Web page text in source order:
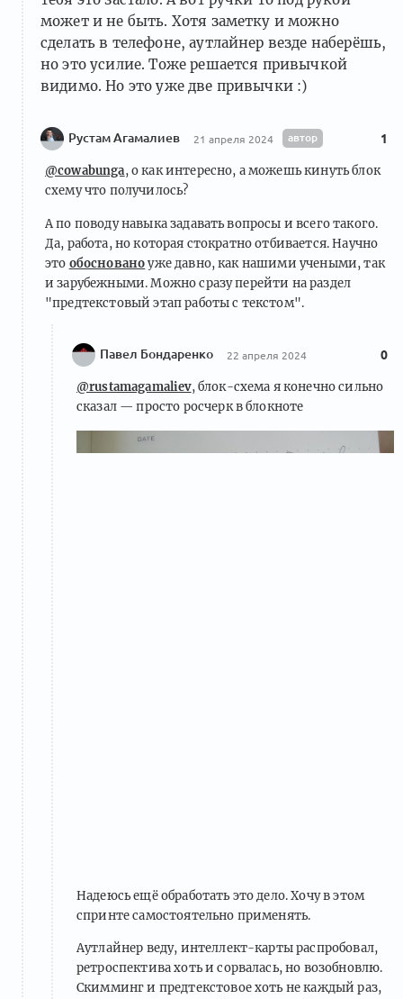
может и не быть. Хотя заметку и можно
сделать в телефоне, аутлайнер везде наберёшь,
но это усилие. Тоже решается привычкой
видимо. Но это уже две привычки :)
Рустам Агамалиев 21 апреля 2024 автор 1
@cowabunga, о как интересно, а можешь кинуть блок
схему что получилось?
А по поводу навыка задавать вопросы и всего такого.
Да, работа, но которая стократно отбивается. Научно
это обоснованоуже давно, как нашими учеными, так
и зарубежными. Можно сразу перейти на раздел
"предтекстовый этап работы с текстом".
Павел Бондаренко 22 апреля 2024 0
@rustamagamaliev, блок-схема я конечно сильно
сказал — просто росчерк в блокноте
Надеюсь ещё обработать это дело. Хочу в этом
спринте самостоятельно применять.
Аутлайнер веду, интеллект-карты распробовал,
ретроспектива хоть и сорвалась, но возобновлю.
Скимминг и предтекстовое хоть не каждый раз,